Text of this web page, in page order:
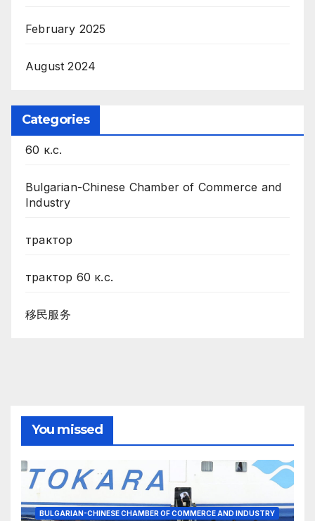
February 2025
August 2024
Categories
60 к.с.
Bulgarian-Chinese Chamber of Commerce and
Industry
трактор
трактор 60 к.с.
移民服务
You missed
BULGARIAN-CHINESE CHAMBER OF COMMERCE AND INDUSTRY